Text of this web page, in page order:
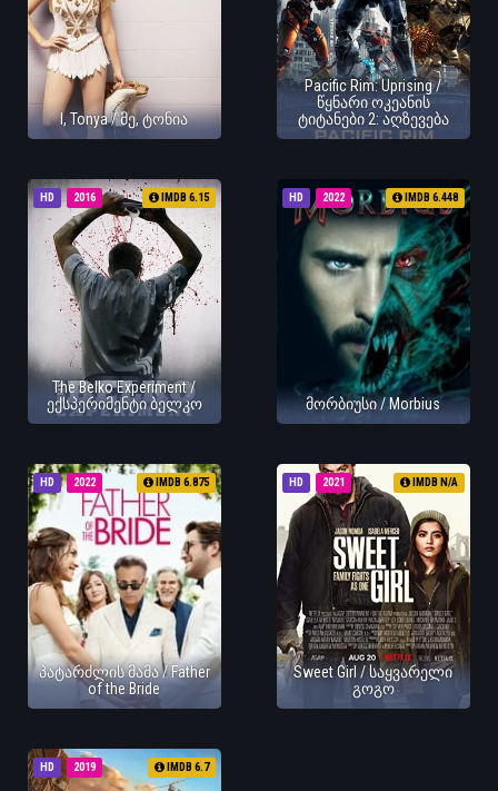
I, Tonya / მე, ტონია
Pacific Rim: Uprising /
წყნარი ოკეანის
ტიტანები 2: აღზევება
HD 2016 IMDB 6.15
The Belko Experiment /
ექსპერიმენტი ბელკო
HD 2022 IMDB 6.448
მორბიუსი / Morbius
HD 2022 IMDB 6.875
პატარძლის მამა / Father
of the Bride
HD 2021 IMDB N/A
Sweet Girl / საყვარელი
გოგო
HD 2019 IMDB 6.7